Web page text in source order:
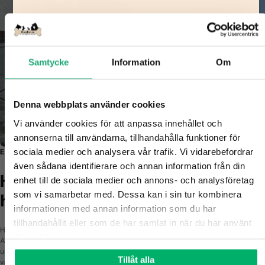
Samtycke Information Om
Denna webbplats använder cookies
Vi använder cookies för att anpassa innehållet och
annonserna till användarna, tillhandahålla funktioner för
sociala medier och analysera vår trafik. Vi vidarebefordrar
även sådana identifierare och annan information från din
enhet till de sociala medier och annons- och analysföretag
som vi samarbetar med. Dessa kan i sin tur kombinera
informationen med annan information som du har
tillhandahållit eller som de har samlat in när du har använt
Tillåt alla
En trygg plats för dig som älskar din hund - lika mycket som vi älskar våra.
Hundben.se - med hjärtat för
hunden
Hundben.se är fött ur en personlig resa – från sorg till passion. Vi, Gabriel och
Amanda, förlorade tilliten till industrin när vår älskade Maddox blev sjuk av ett
undermåligt tuggben. Det blev starten på vårt uppdrag: att skapa en butik där
varje produkt är noga utvald, transparent och säker. Allt du hittar hos oss kan du
10%
rabatt på ditt första köp?
Berätta vad du är mest intresserad av till vovven:
Långvariga tugg
Tugg för känslig mage
100% svenskt